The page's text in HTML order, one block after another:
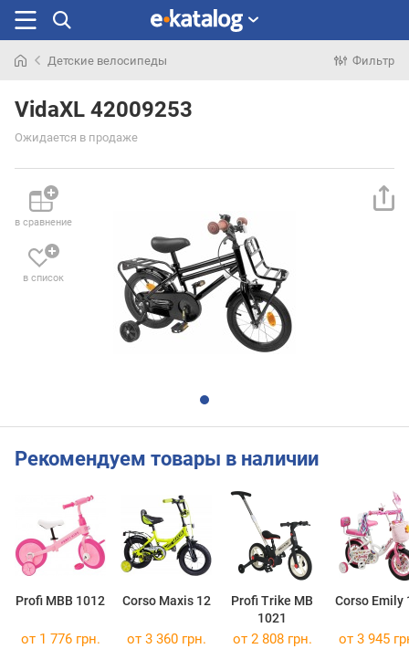
раньше
Детские велосипеды Фильтр
VidaXL 42009253
Ожидается в продаже
в сравнение
в список
Рекомендуем товары в наличии
Profi MBB 1012 Corso Maxis 12
Profi Trike MB
1021
Corso Emily
от 1 776 грн. от 3 360 грн. от 2 808 грн. от 3 945